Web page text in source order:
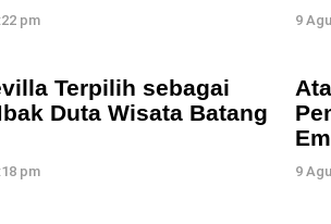
pm 9
Terpilih sebagai
Duta Wisata Batang
pm 9